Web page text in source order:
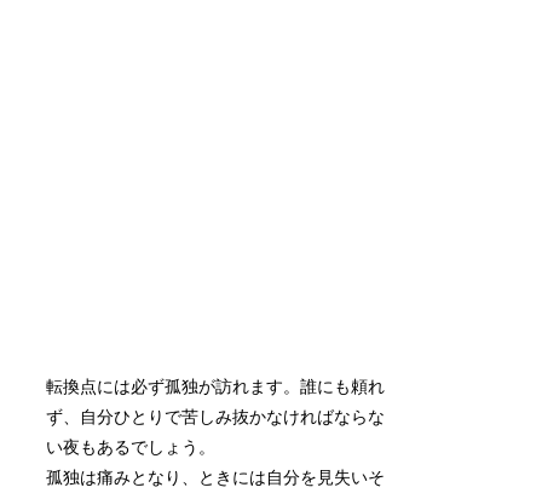
転換点には必ず孤独が訪れます。誰にも頼れ
ず、自分ひとりで苦しみ抜かなければならな
い夜もあるでしょう。
孤独は痛みとなり、ときには自分を見失いそ